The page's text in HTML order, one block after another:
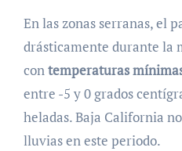
En las zonas serranas, el
drásticamente durante la
contemperaturas
entre -5 y 0 grados
heladas. Baja California
lluvias en este periodo.